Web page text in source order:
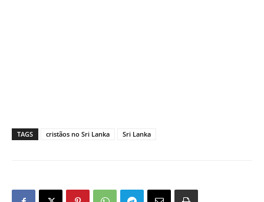
TAGS cristãos no Sri Lanka Sri Lanka